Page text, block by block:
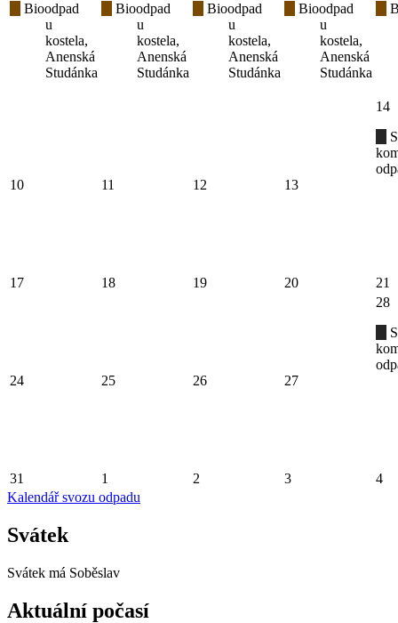
Bioodpad
u
kostela,
Anenská
Studánka
Bioodpad
u
kostela,
Anenská
Studánka
Bioodpad
u
kostela,
Anenská
Studánka
Bioodpad
u
kostela,
Anenská
Studánka
10 11 12 13
14
17 18 19 20 21
24 25 26 27
28
31 1 2 3
4
Kalendář svozu odpadu
Svátek
Svátek má Soběslav
Aktuální počasí